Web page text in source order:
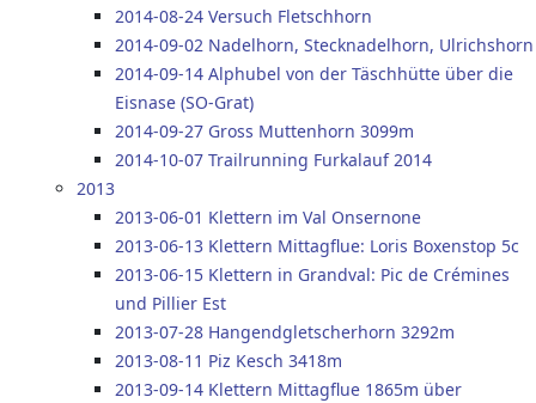
2014-08-24 Versuch Fletschhorn
2014-09-02 Nadelhorn, Stecknadelhorn, Ulrichshorn
2014-09-14 Alphubel von der Täschhütte über die
Eisnase (SO-Grat)
2014-09-27 Gross Muttenhorn 3099m
2014-10-07 Trailrunning Furkalauf 2014
2013
2013-06-01 Klettern im Val Onsernone
2013-06-13 Klettern Mittagflue: Loris Boxenstop 5c
2013-06-15 Klettern in Grandval: Pic de Crémines
und Pillier Est
2013-07-28 Hangendgletscherhorn 3292m
2013-08-11 Piz Kesch 3418m
2013-09-14 Klettern Mittagflue 1865m über